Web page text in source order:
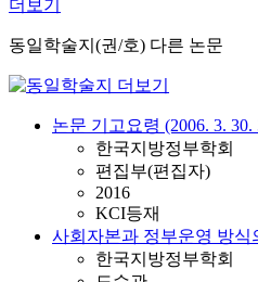
더보기
동일학술지(권/호) 다른 논문
논문 기고요령 (2006. 3. 30.
한국지방정부학회
편집부(편집자)
2016
KCI등재
사회자본과 정부운영 방식
한국지방정부학회